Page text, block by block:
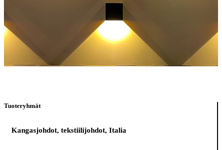
Tuoteryhmät
Kangasjohdot, tekstiilijohdot, Italia